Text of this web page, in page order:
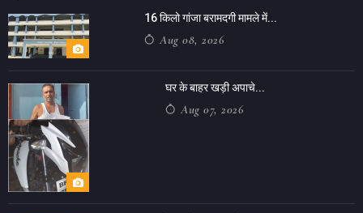
16 किलो गांजा बरामदगी मामले में...
Aug 08, 2026
घर के बाहर खड़ी अपाचे...
Aug 07, 2026